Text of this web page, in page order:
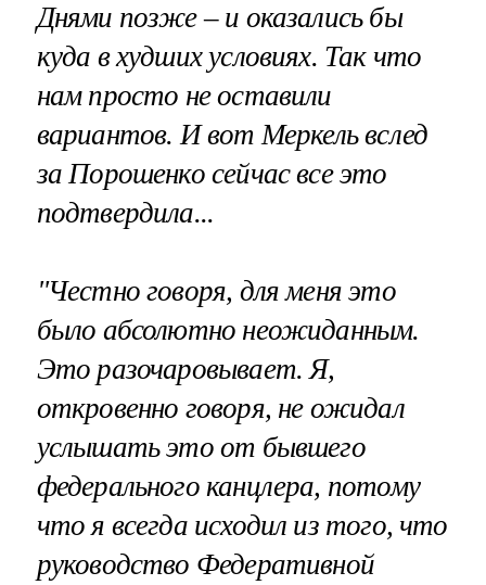
Днями позже – и оказались бы
куда в худших условиях. Так что
нам просто не оставили
вариантов. И вот Меркель вслед
за Порошенко сейчас все это
подтвердила...
"Честно говоря, для меня это
было абсолютно неожиданным.
Это разочаровывает. Я,
откровенно говоря, не ожидал
услышать это от бывшего
федерального канцлера, потому
что я всегда исходил из того, что
руководство Федеративной